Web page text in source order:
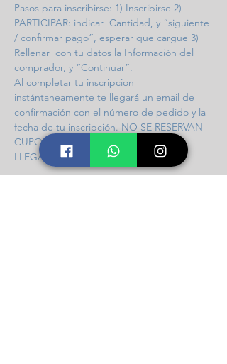
Pasos para inscribirse: 1) Inscribirse 2)
PARTICIPAR: indicar  Cantidad, y “siguiente
/ confirmar pago”, esperar que cargue 3)
Rellenar  con tu datos la Información del
comprador, y “Continuar”.
Al completar tu inscripcion
instántaneamente te llegará un email de
confirmación con el número de pedido y la
fecha de tu inscripción. NO SE RESERVAN
CUPOS / INGRESO POR ORDEN DE
LLEGADA / 97 CUPOS DISPONIBLES.